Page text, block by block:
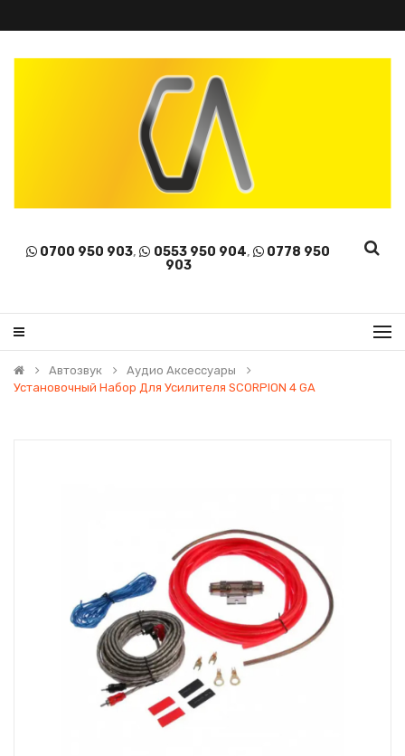
0700 950 903, 0553 950 904,
0778 950
903
Автозвук
Аудио Аксессуары
Установочный Набор Для Усилителя SCORPION 4 GA